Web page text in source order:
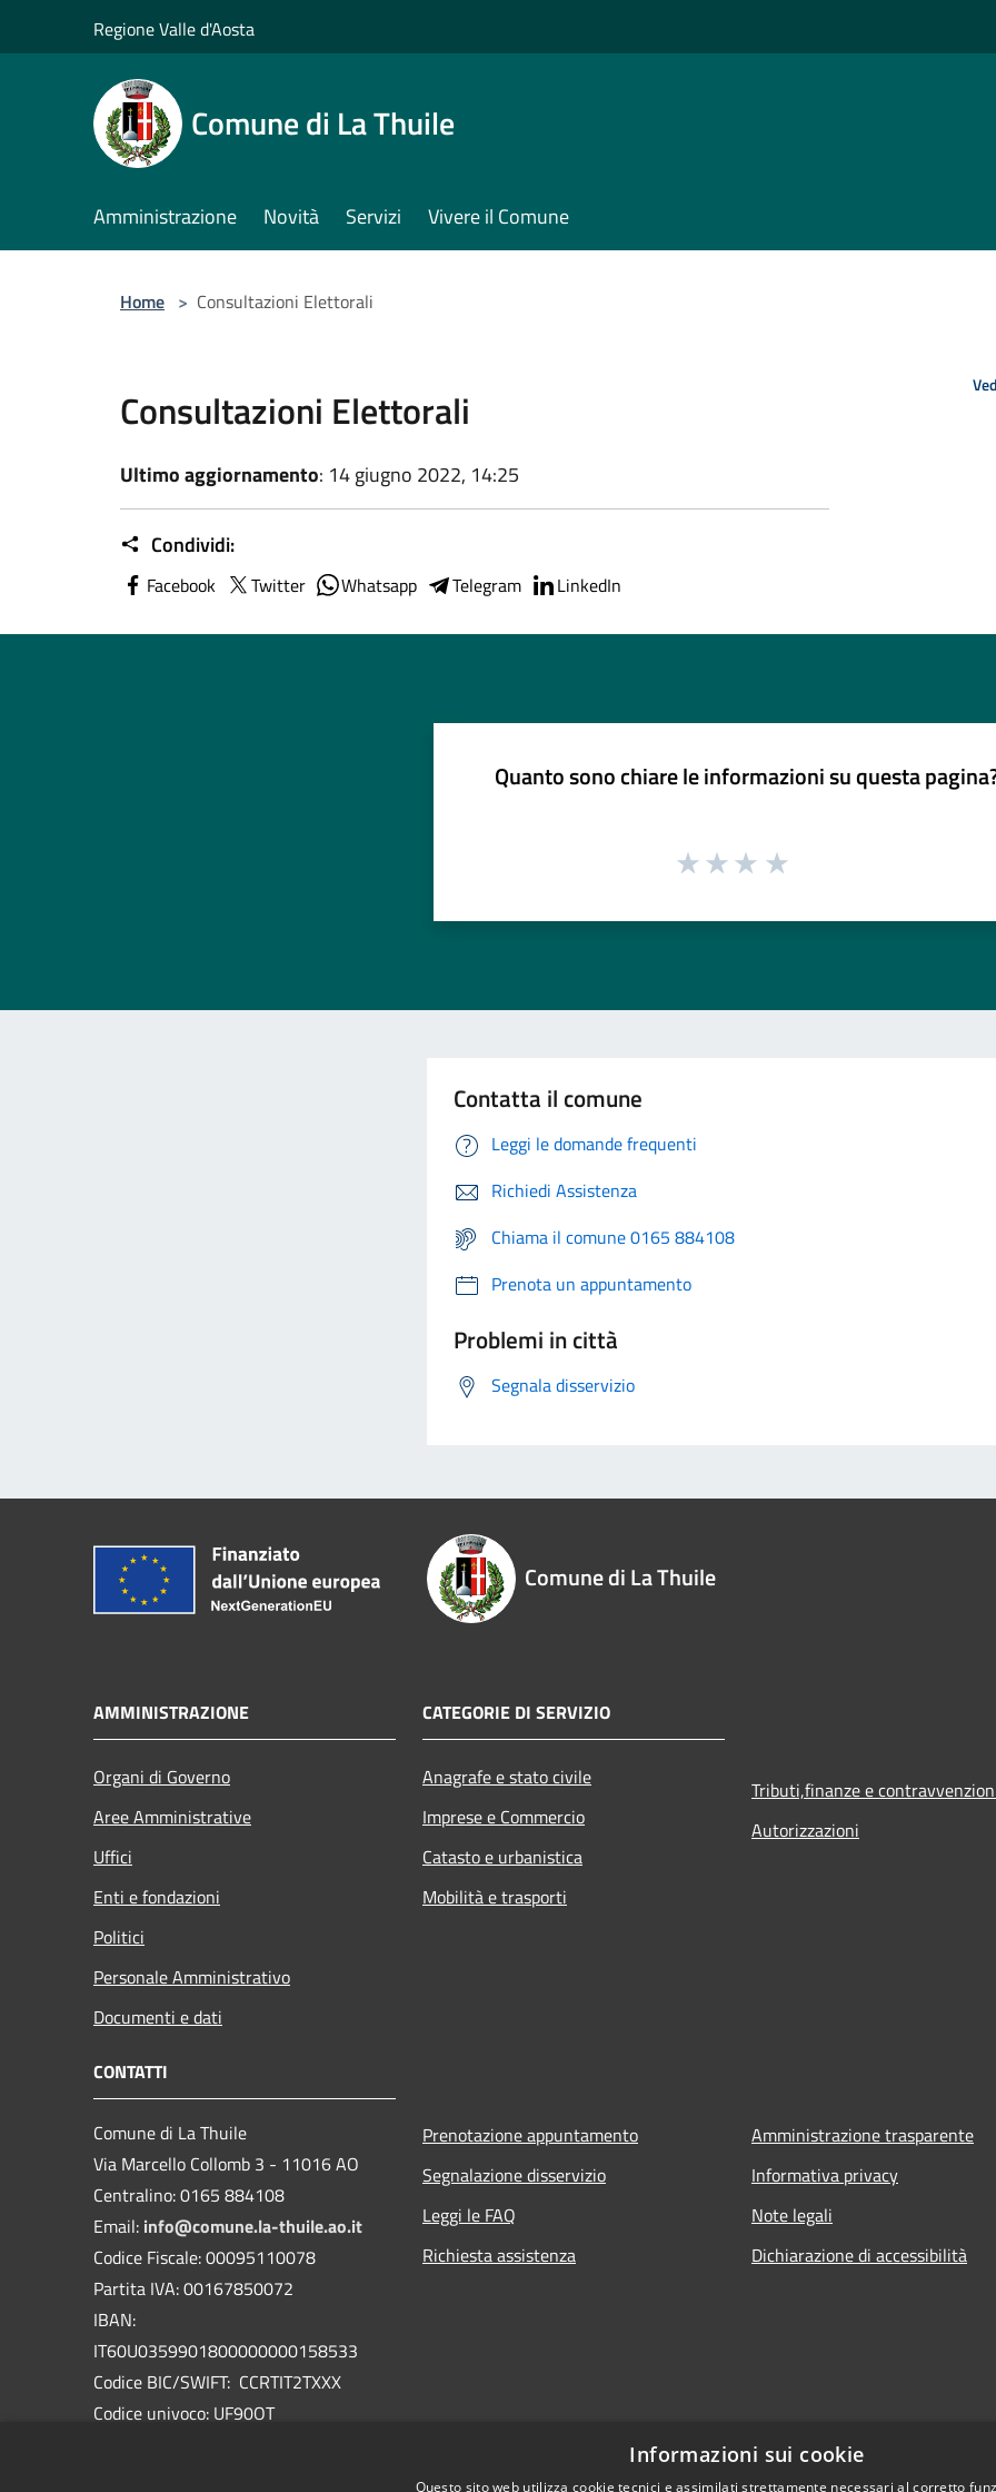
Regione Valle d'Aosta
Comune di La Thuile
Amministrazione Novità Servizi Vivere il Comune
Home > Consultazioni Elettorali
Consultazioni Elettorali
Ultimo aggiornamento: 14 giugno 2022, 14:25
Condividi:
Facebook Twitter Whatsapp Telegram LinkedIn
Quanto sono chiare le informazioni su questa
Contatta il comune
Leggi le domande frequenti
Richiedi Assistenza
Chiama il comune 0165 884108
Prenota un appuntamento
Problemi in città
Segnala disservizio
Comune di La Thuile
AMMINISTRAZIONE
Organi di Governo
Aree Amministrative
Uffici
Enti e fondazioni
Politici
Personale Amministrativo
Documenti e dati
CATEGORIE DI SERVIZIO
Anagrafe e stato civile
Imprese e Commercio
Catasto e urbanistica
Mobilità e trasporti
Tributi,finanze e
Autorizzazioni
CONTATTI
Comune di La Thuile
Via Marcello Collomb 3 - 11016 AO
Centralino: 0165 884108
Email: info@comune.la-thuile.ao.it
Codice Fiscale: 00095110078
Partita IVA: 00167850072
IBAN:
IT60U0359901800000000158533
Codice BIC/SWIFT: CCRTIT2TXXX
Codice univoco: UF90OT
Prenotazione appuntamento
Segnalazione disservizio
Leggi le FAQ
Richiesta assistenza
Amministrazione trasparente
Informativa privacy
Note legali
Dichiarazione di accessibilità
Informazioni sui cookie
Questo sito web utilizza cookie tecnici e assimilati strettamente necessari al corretto